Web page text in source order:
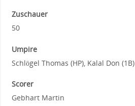
Zuschauer
50
Umpire
Schlögel Thomas (HP), Kalal Don (1B)
Scorer
Gebhart Martin